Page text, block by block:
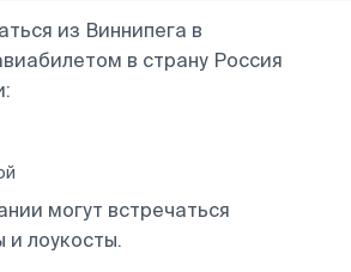
из Виннипега в
в страну Россия
могут встречаться
и лоукосты.